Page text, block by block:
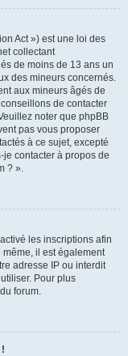
Act ») est une loi des
collectant
de moins de 13 ans un
des mineurs concernés.
aux mineurs âgés de
de contacter
noter que phpBB
pas vous proposer
à ce sujet, excepté
je contacter à propos de
? ».
les inscriptions afin
même, il est également
adresse IP ou interdit
Pour plus
forum.